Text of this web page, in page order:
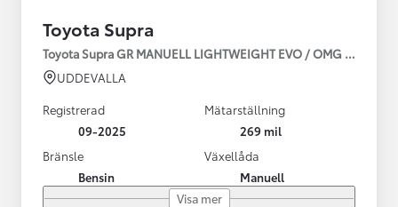
Toyota Supra
Toyota Supra GR MANUELL LIGHTWEIGHT EVO / OMG LEV!
UDDEVALLA
Registrerad
09-2025
Mätarställning
269 mil
Bränsle
Bensin
Växellåda
Manuell
Visa mer